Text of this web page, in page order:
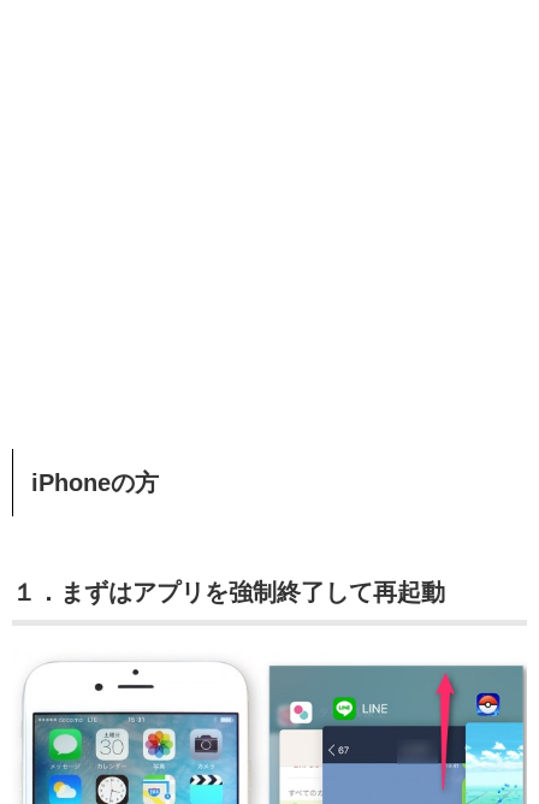
iPhoneの方
１．まずはアプリを強制終了して再起動